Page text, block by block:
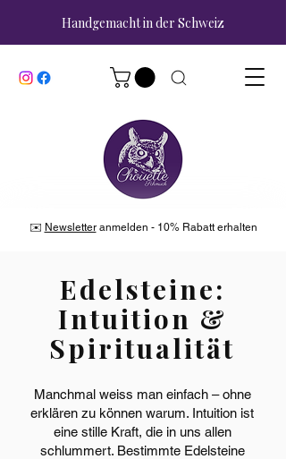
Handgemacht in der Schweiz
✉️ Newsletteranmelden - 10% Rabatt erhalten
Edelsteine:
Intuition &
Spiritualität
Manchmal weiss man einfach – ohne
erklären zu können warum. Intuition ist
eine stille Kraft, die in uns allen
schlummert. Bestimmte Edelsteine